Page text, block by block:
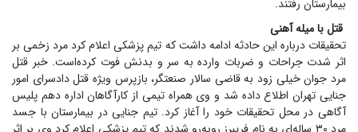
بیمارستان رفتند.
قتل با میله آهنی
تحقیقات درباره این حادثه ادامه داشت که تیم پزشکی اعلام کرد مرد زخمی بر
اثر شدت جراحات و ضربات وارده به سر و بدنش فوت کرده‌است. خبر قتل
مرد جوان خیلی زود به قاضی سالار صنعتگر، بازپرس ویژه قتل دادسرای امور
جنایی تهران اطلاع داده شد و وی همراه تیمی از کارآگاهان اداره دهم پلیس
آگاهی در محل تحقیقات خود را آغاز کرد. تیم جنایی در بیمارستان با جسد